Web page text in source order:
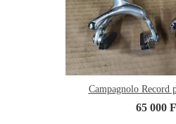
Campagnolo Record
65 000